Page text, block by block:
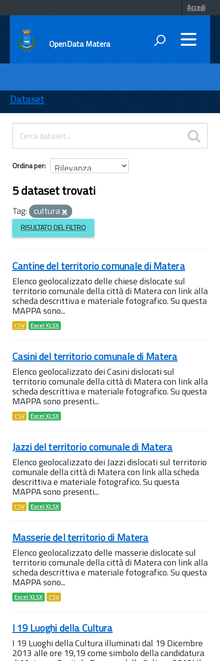
Accedi
OpenData Matera
ENTI
TEMI
INFORMAZIONI
Dataset
Ordina per
5 dataset trovati
Tag: cultura
RISULTATO DEL FILTRO
Cantine del territorio comunale di Matera
Elenco geolocalizzato delle chiese dislocate sul
territorio comunale della città di Matera con link alla
scheda descrittiva e materiale fotografico. Su questa
MAPPA sono...
CSV Excel XLSX
Casini del territorio comunale di Matera
Elenco geolocalizzato dei Casini dislocati sul
territorio comunale della città di Matera con link alla
scheda descrittiva e materiale fotografico. Su questa
MAPPA sono presenti...
CSV Excel XLSX
Jazzi del territorio comunale di Matera
Elenco geolocalizzato dei Jazzi dislocati sul territorio
comunale della città di Matera con link alla scheda
descrittiva e materiale fotografico. Su questa
MAPPA sono presenti...
CSV Excel XLSX
Masserie del territorio di Matera
Elenco geolocalizzato delle masserie dislocate sul
territorio comunale della città di Matera con link alla
scheda descrittiva e materiale fotografico. Su questa
MAPPA sono...
Excel XLSX CSV
I 19 Luoghi della Cultura
I 19 Luoghi della Cultura illuminati dal 19 Dicembre
2013 alle ore 19,19 come simbolo della candidatura